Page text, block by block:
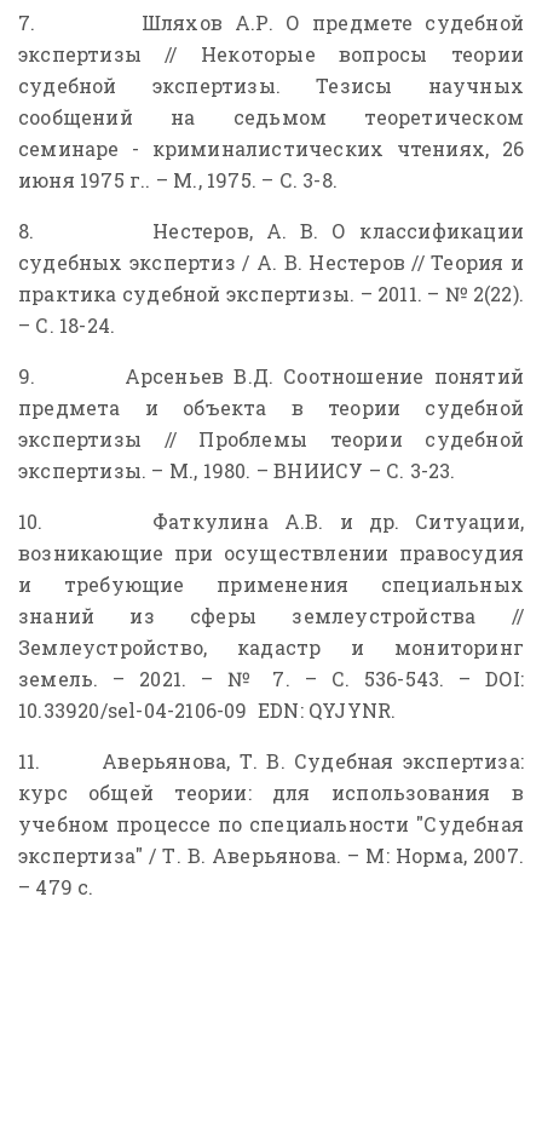
7. Шляхов А.Р. О предмете судебной
экспертизы // Некоторые вопросы теории
судебной экспертизы. Тезисы научных
сообщений на седьмом теоретическом
семинаре - криминалистических чтениях, 26
июня 1975 г.. – М., 1975. – С. 3-8.
8. Нестеров, А. В. О классификации
судебных экспертиз / А. В. Нестеров // Теория и
практика судебной экспертизы. – 2011. – № 2(22).
– С. 18-24.
9. Арсеньев В.Д. Соотношение понятий
предмета и объекта в теории судебной
экспертизы // Проблемы теории судебной
экспертизы. – М., 1980. – ВНИИСУ – С. 3-23.
10. Фаткулина А.В. и др. Ситуации,
возникающие при осуществлении правосудия
и требующие применения специальных
знаний из сферы землеустройства //
Землеустройство, кадастр и мониторинг
земель. – 2021. – № 7. – С. 536-543. – DOI:
10.33920/sel-04-2106-09 EDN: QYJYNR.
11. Аверьянова, Т. В. Судебная экспертиза:
курс общей теории: для использования в
учебном процессе по специальности "Судебная
экспертиза" / Т. В. Аверьянова. – М: Норма, 2007.
– 479 с.